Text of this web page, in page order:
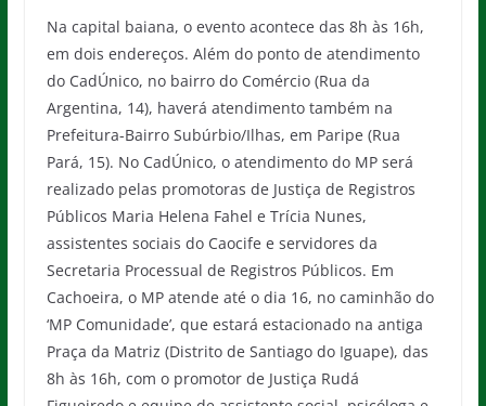
Na capital baiana, o evento acontece das 8h às 16h,
em dois endereços. Além do ponto de atendimento
do CadÚnico, no bairro do Comércio (Rua da
Argentina, 14), haverá atendimento também na
Prefeitura-Bairro Subúrbio/Ilhas, em Paripe (Rua
Pará, 15). No CadÚnico, o atendimento do MP será
realizado pelas promotoras de Justiça de Registros
Públicos Maria Helena Fahel e Trícia Nunes,
assistentes sociais do Caocife e servidores da
Secretaria Processual de Registros Públicos. Em
Cachoeira, o MP atende até o dia 16, no caminhão do
‘MP Comunidade’, que estará estacionado na antiga
Praça da Matriz (Distrito de Santiago do Iguape), das
8h às 16h, com o promotor de Justiça Rudá